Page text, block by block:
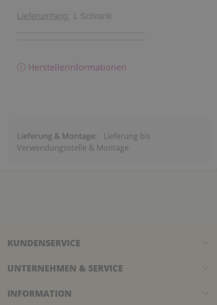
Lieferumfang: 1 Schrank
ⓘ Herstellerinformationen
Lieferung & Montage:
Lieferung bis
Verwendungsstelle & Montage
KUNDENSERVICE
UNTERNEHMEN & SERVICE
INFORMATION